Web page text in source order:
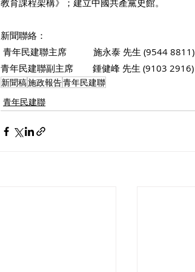
教育課程架構》；建立中國共產黨史館。
新聞聯絡：
青年民建聯主席           施永泰 先生 (9544 8811)
青年民建聯副主席        鍾健峰 先生 (9103 2916)
新聞稿施政報告青年民建聯
青年民建聯